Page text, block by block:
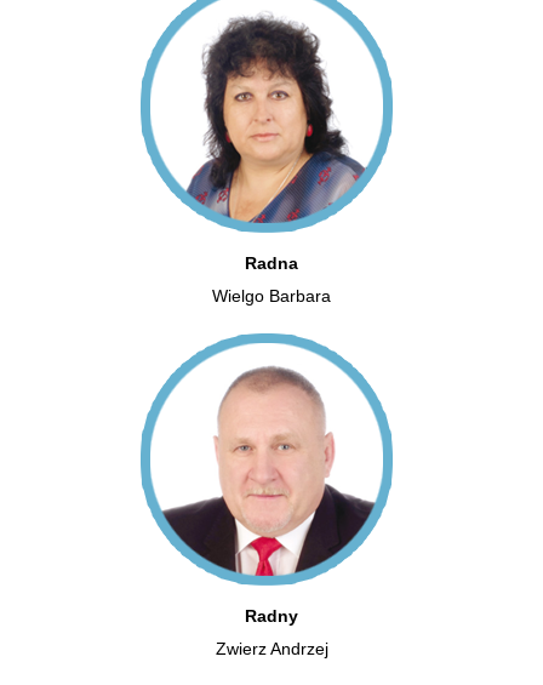
Radna
Wielgo Barbara
Radny
Zwierz Andrzej